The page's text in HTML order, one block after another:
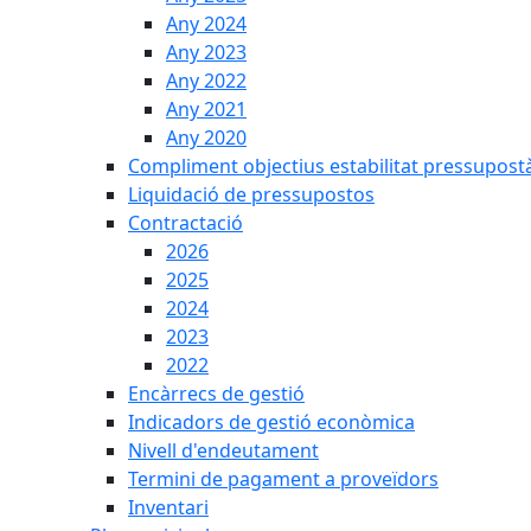
Any 2024
Any 2023
Any 2022
Any 2021
Any 2020
Compliment objectius estabilitat
Liquidació de pressupostos
Contractació
2026
2025
2024
2023
2022
Encàrrecs de gestió
Indicadors de gestió econòmica
Nivell d'endeutament
Termini de pagament a proveïdors
Inventari